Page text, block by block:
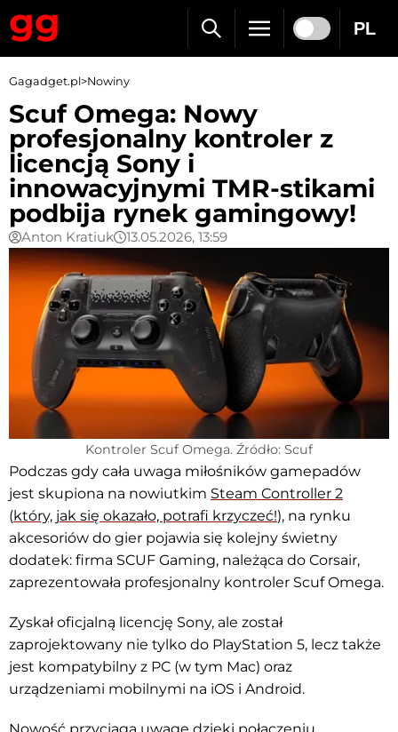
PL
Gagadget.pl>Nowiny
Scuf Omega: Nowy
profesjonalny kontroler z
licencją Sony i
innowacyjnymi TMR-stikami
podbija rynek gamingowy!
Anton Kratiuk 13.05.2026, 13:59
Kontroler Scuf Omega. Źródło: Scuf
Podczas gdy cała uwaga miłośników gamepadów
jest skupiona na nowiutkim Steam Controller 2
(który, jak się okazało, potrafi krzyczeć!), na rynku
akcesoriów do gier pojawia się kolejny świetny
dodatek: firma SCUF Gaming, należąca do Corsair,
zaprezentowała profesjonalny kontroler Scuf Omega.
Zyskał oficjalną licencję Sony, ale został
zaprojektowany nie tylko do PlayStation 5, lecz także
jest kompatybilny z PC (w tym Mac) oraz
urządzeniami mobilnymi na iOS i Android.